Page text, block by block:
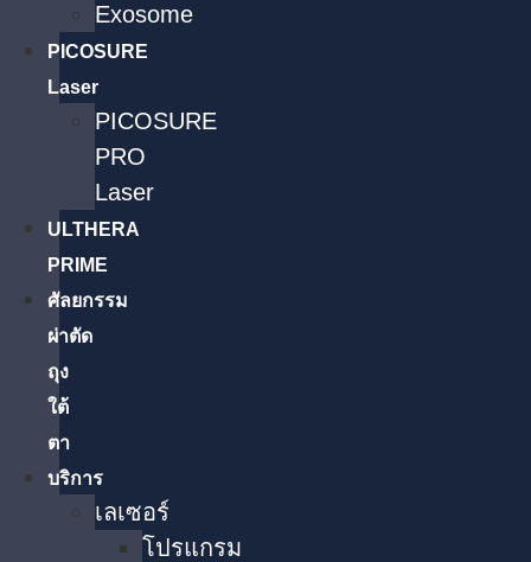
Exosome
PICOSURE
Laser
PICOSURE
PRO
Laser
ULTHERA
PRIME
ศัลยกรรม
ผ่าตัด
ถุง
ใต้
ตา
บริการ
เลเซอร์
โปรแกรม